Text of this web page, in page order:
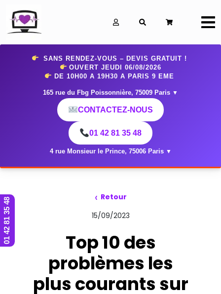
SANS RENDEZ-VOUS – DEVIS GRATUIT !
OUVERT JEUDI 06/08/2026
DE 10H00 A 19H30 A PARIS 9 EME
165 rue du Fbg Poissonnière, 75009 Paris ▼
CONTACTEZ-NOUS
01 42 81 35 48
4 rue Monsieur le Prince, 75006 Paris ▼
‹ Retour
15/09/2023
Top 10 des
problèmes les
plus courants sur
01 42 81 35 48